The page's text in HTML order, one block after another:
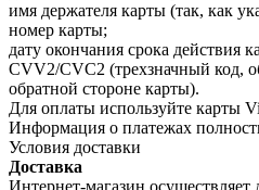
имя держателя карты (так, как
номер карты;
дату окончания срока действия
CVV2/CVC2 (трехзначный код,
обратной стороне карты).
Для оплаты используйте карты
Информация о платежах
Условия доставки
Доставка
Интернет-магазин